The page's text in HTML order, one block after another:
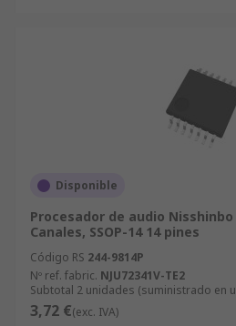
Disponible
Procesador de audio
Canales, SSOP-14 14 pines
Código RS 244-9814P
Nº ref. fabric. NJU72341V-TE2
Subtotal 2 unidades (suministrado en
3,72 €(exc. IVA)